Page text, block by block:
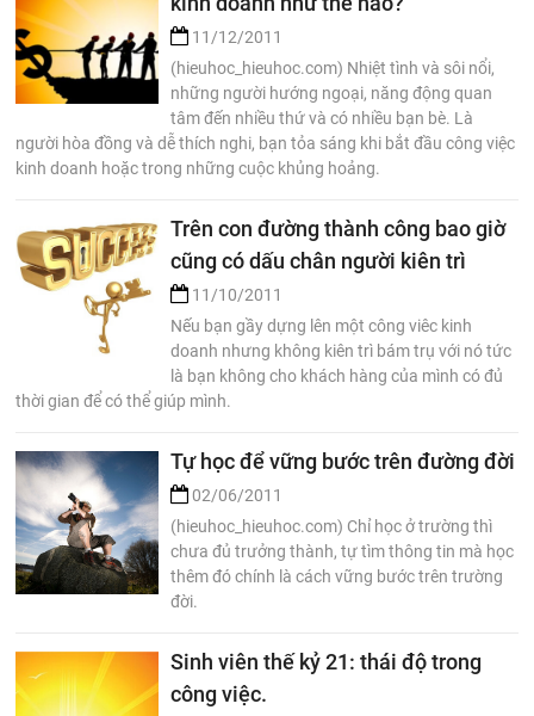
11/12/2011
(hieuhoc_hieuhoc.com) Nhiệt tình và sôi nổi,
những người hướng ngoại, năng động quan
tâm đến nhiều thứ và có nhiều bạn bè. Là
người hòa đồng và dễ thích nghi, bạn tỏa sáng khi bắt đầu công việc
kinh doanh hoặc trong những cuộc khủng hoảng.
Trên con đường thành công bao giờ
cũng có dấu chân người kiên trì
11/10/2011
Nếu bạn gầy dựng lên một công viêc kinh
doanh nhưng không kiên trì bám trụ với nó tức
là bạn không cho khách hàng của mình có đủ
thời gian để có thể giúp mình.
Tự học để vững bước trên đường đời
02/06/2011
(hieuhoc_hieuhoc.com) Chỉ học ở trường thì
chưa đủ trưởng thành, tự tìm thông tin mà học
thêm đó chính là cách vững bước trên trường
đời.
Sinh viên thế kỷ 21: thái độ trong
công việc.